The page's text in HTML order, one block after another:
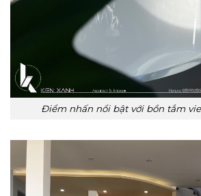
Điểm nhấn nổi bật với bồn tắm